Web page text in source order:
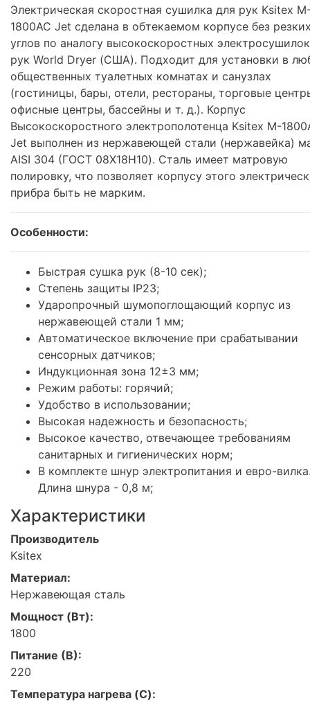
Электрическая скоростная сушилка для рук Ksitex
1800AC Jet сделана в обтекаемом корпусе без
углов по аналогу высокоскоростных
рук World Dryer (США). Подходит для установки в
общественных туалетных комнатах и санузлах
(гостиницы, бары, отели, рестораны, торговые
офисные центры, бассейны и т. д.). Корпус
Высокоскоростного электрополотенца Ksitex M-
Jet выполнен из нержавеющей стали (нержавейка)
AISI 304 (ГОСТ 08Х18Н10). Сталь имеет матровую
полировку, что позволяет корпусу этого
прибра быть не марким.
Особенности:
Быстрая сушка рук (8-10 сек);
Степень защиты IP23;
Ударопрочный шумопоглощающий корпус из
нержавеющей стали 1 мм;
Автоматическое включение при срабатывании
сенсорных датчиков;
Индукционная зона 12±3 мм;
Режим работы: горячий;
Удобство в использовании;
Высокая надежность и безопасность;
Высокое качество, отвечающее требованиям
санитарных и гигиенических норм;
В комплекте шнур электропитания и евро-
Длина шнура - 0,8 м;
Характеристики
Производитель
Ksitex
Материал:
Нержавеющая сталь
Мощност (Вт):
1800
Питание (В):
220
Температура нагрева (C):